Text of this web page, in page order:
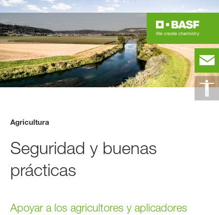
Agricultura
Seguridad y buenas
prácticas
Apoyar a los agricultores y aplicadores